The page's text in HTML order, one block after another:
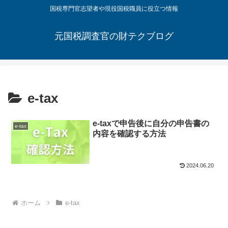
国税専門官志望者や現役国税職員に役立つ情報
元国税調査官の財テクブログ
e-tax
e-tax
e-taxで申告後に自分の申告書の
内容を確認する方法
2024.06.20
ホーム e-tax